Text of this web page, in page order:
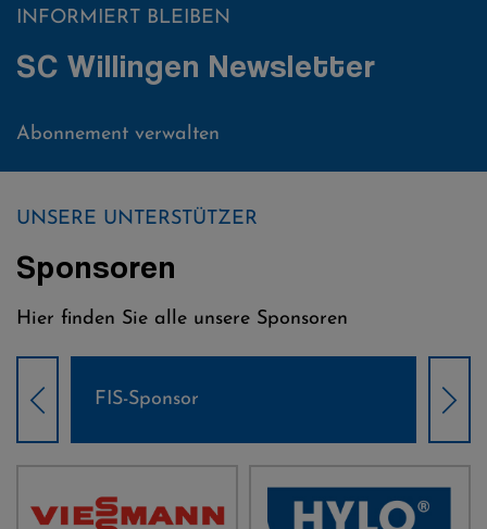
INFORMIERT BLEIBEN
SC Willingen Newsletter
Abonnement verwalten
UNSERE UNTERSTÜTZER
Sponsoren
Hier finden Sie alle unsere Sponsoren
Weltcup-Sponsoren Damen